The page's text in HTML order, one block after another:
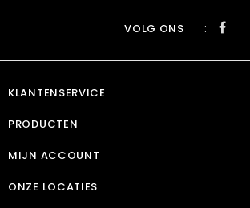
VOLG ONS :
KLANTENSERVICE
PRODUCTEN
MIJN ACCOUNT
ONZE LOCATIES